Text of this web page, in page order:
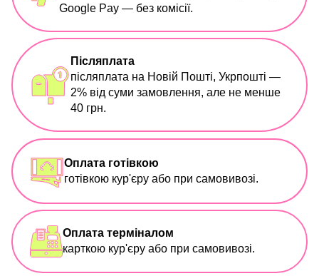
Google Pay — без комісії.
Післяплата
післяплата на Новій Пошті, Укрпошті —
2% від суми замовлення, але не менше
40 грн.
Оплата готівкою
готівкою кур'єру або при самовивозі.
Оплата терміналом
карткою кур'єру або при самовивозі.